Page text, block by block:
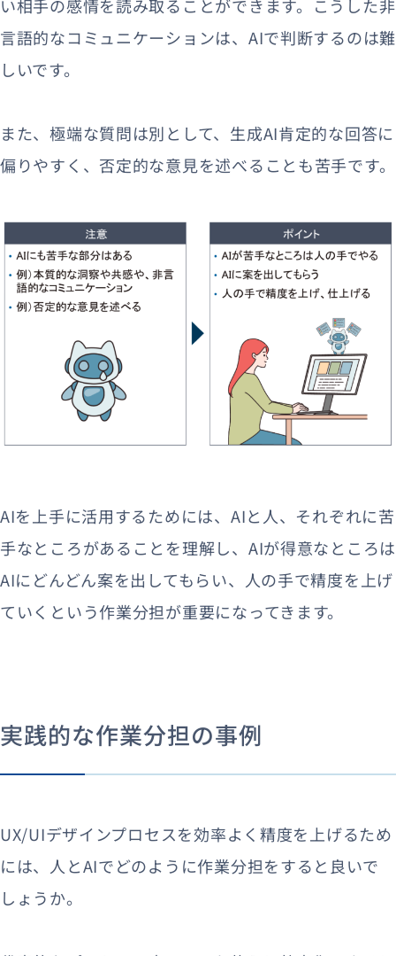
い相手の感情を読み取ることができます。こうした非
言語的なコミュニケーションは、AIで判断するのは難
しいです。
また、極端な質問は別として、生成AI肯定的な回答に
偏りやすく、否定的な意見を述べることも苦手です。
AIを上手に活用するためには、AIと人、それぞれに苦
手なところがあることを理解し、AIが得意なところは
AIにどんどん案を出してもらい、人の手で精度を上げ
ていくという作業分担が重要になってきます。
実践的な作業分担の事例
UX/UIデザインプロセスを効率よく精度を上げるため
には、人とAIでどのように作業分担をすると良いで
しょうか。